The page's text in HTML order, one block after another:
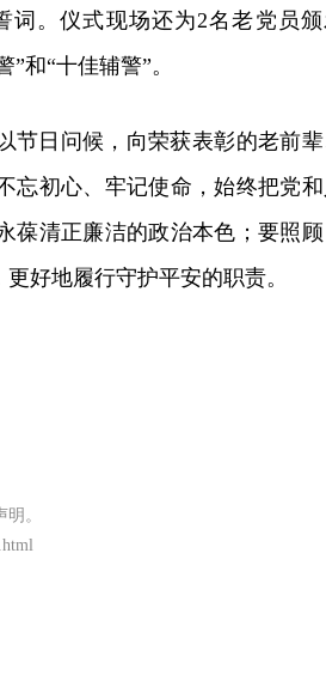
词。仪式现场还为2名老党员
和“十佳辅警”。
节日问候，向荣获表彰的老前
忘初心、牢记使命，始终把党
葆清正廉洁的政治本色；要照
好地履行守护平安的职责。
。